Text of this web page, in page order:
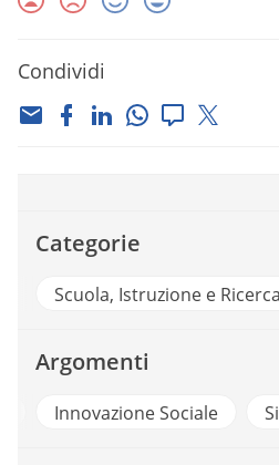
Condividi
Categorie
Scuola, Istruzione e Ricerca
Argomenti
Innovazione Sociale